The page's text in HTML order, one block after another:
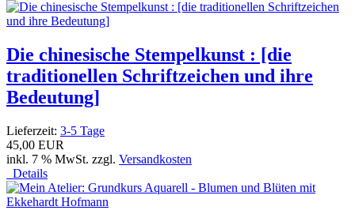
Die chinesische Stempelkunst : [die
traditionellen Schriftzeichen und ihre
Bedeutung]
Lieferzeit: 3-5 Tage
45,00 EUR
inkl. 7 % MwSt. zzgl. Versandkosten
Details